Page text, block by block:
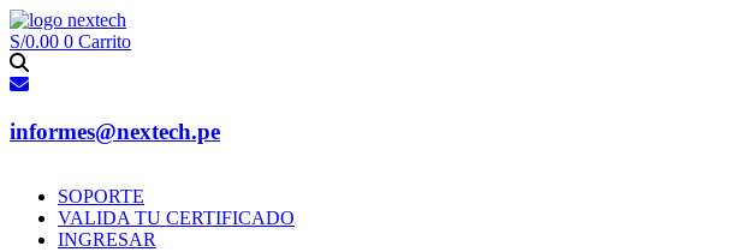
Ir
al
contenido
S/0.00 0 Carrito
informes@nextech.pe
SOPORTE
VALIDA TU CERTIFICADO
INGRESAR